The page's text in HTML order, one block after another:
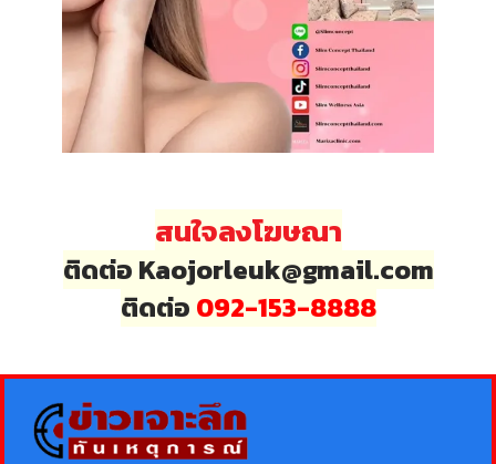
สนใจลงโฆษณา
ติดต่อ Kaojorleuk@gmail.com
ติดต่อ 092-153-8888